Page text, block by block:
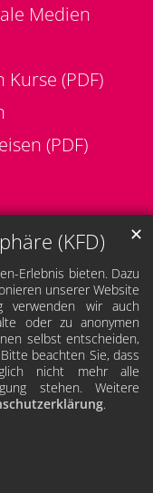
(KFD)
Erlebnis bieten. Dazu
unserer Website
verwenden wir auch
oder zu anonymen
selbst entscheiden,
beachten Sie, dass
nicht mehr alle
stehen. Weitere
.
✕
Medien
(PDF)
(PDF)